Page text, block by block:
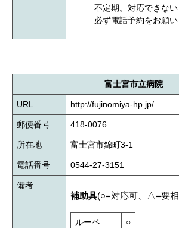
不定期。対応できな
必ず電話予約をお願い
富士宮市立病院
URL http://fujinomiya-hp.jp/
郵便番号 418-0076
所在地 富士宮市錦町3-1
電話番号 0544-27-3151
備考
補助具(○=対応可、△=要
ルーペ ○